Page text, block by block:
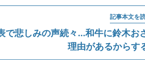
記事本文を
で悲しみの声続々...和牛に鈴木
理由があるからす